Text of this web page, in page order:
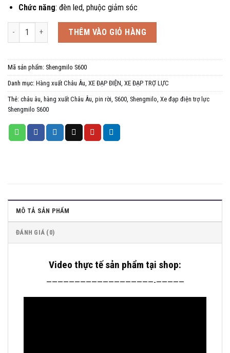
Chức năng: đèn led, phuộc giảm sóc
Xe đạp điện trợ lực Shengmilo S600, Pin rời, Hàng xuất Châu Âu số
THÊM VÀO GIỎ HÀNG
Mã sản phẩm: Shengmilo S600
Danh mục: Hàng xuất Châu Âu XE ĐẠP ĐIỆN XE ĐẠP TRỢ LỰC
Thẻ: châu âu hàng xuất Châu Âu pin rời S600 Shengmilo Xe đạp điện trợ lực
Shengmilo S600
MÔ TẢ SẢN PHẨM
ĐÁNH GIÁ (0)
Video thực tế sản phẩm tại shop:
———————————————————-—————